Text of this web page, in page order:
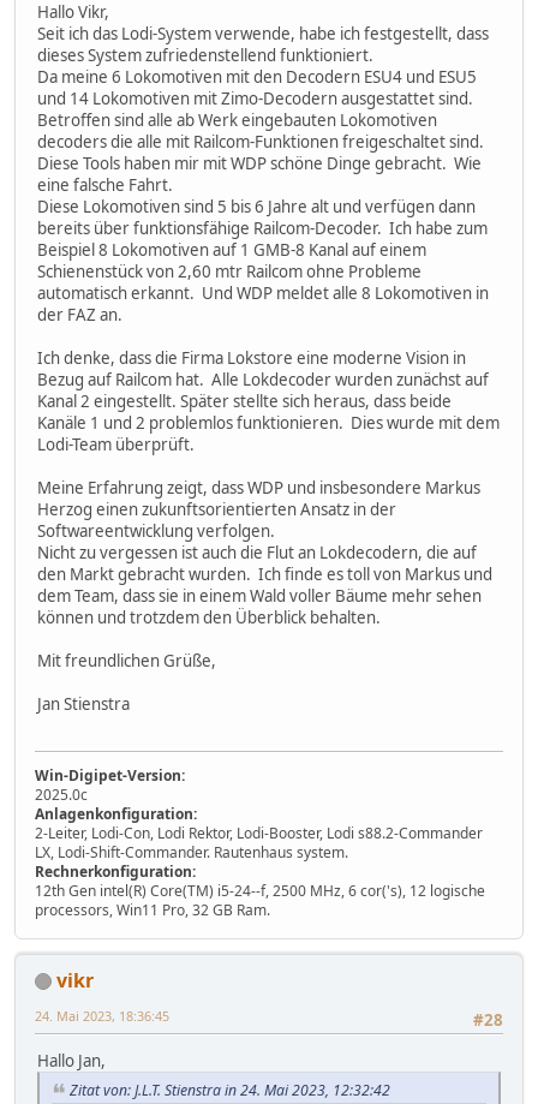
Hallo Vikr,
Seit ich das Lodi-System verwende, habe ich festgestellt, dass
dieses System zufriedenstellend funktioniert.
Da meine 6 Lokomotiven mit den Decodern ESU4 und ESU5
und 14 Lokomotiven mit Zimo-Decodern ausgestattet sind.
Betroffen sind alle ab Werk eingebauten Lokomotiven
decoders die alle mit Railcom-Funktionen freigeschaltet sind.
Diese Tools haben mir mit WDP schöne Dinge gebracht. Wie
eine falsche Fahrt.
Diese Lokomotiven sind 5 bis 6 Jahre alt und verfügen dann
bereits über funktionsfähige Railcom-Decoder. Ich habe zum
Beispiel 8 Lokomotiven auf 1 GMB-8 Kanal auf einem
Schienenstück von 2,60 mtr Railcom ohne Probleme
automatisch erkannt. Und WDP meldet alle 8 Lokomotiven in
der FAZ an.
Ich denke, dass die Firma Lokstore eine moderne Vision in
Bezug auf Railcom hat. Alle Lokdecoder wurden zunächst auf
Kanal 2 eingestellt. Später stellte sich heraus, dass beide
Kanäle 1 und 2 problemlos funktionieren. Dies wurde mit dem
Lodi-Team überprüft.
Meine Erfahrung zeigt, dass WDP und insbesondere Markus
Herzog einen zukunftsorientierten Ansatz in der
Softwareentwicklung verfolgen.
Nicht zu vergessen ist auch die Flut an Lokdecodern, die auf
den Markt gebracht wurden. Ich finde es toll von Markus und
dem Team, dass sie in einem Wald voller Bäume mehr sehen
können und trotzdem den Überblick behalten.
Mit freundlichen Grüße,
Jan Stienstra
Win-Digipet-Version:
2025.0c
Anlagenkonfiguration:
2-Leiter, Lodi-Con, Lodi Rektor, Lodi-Booster, Lodi s88.2-Commander
LX, Lodi-Shift-Commander. Rautenhaus system.
Rechnerkonfiguration:
12th Gen intel(R) Core(TM) i5-24--f, 2500 MHz, 6 cor('s), 12 logische
processors, Win11 Pro, 32 GB Ram.
vikr
#28
24. Mai 2023, 18:36:45
Hallo Jan,
Zitat von: J.L.T. Stienstra in 24. Mai 2023, 12:32:42